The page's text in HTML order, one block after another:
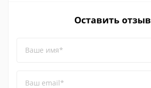
Оставить отзыв
Ваше имя*
Ваш email*